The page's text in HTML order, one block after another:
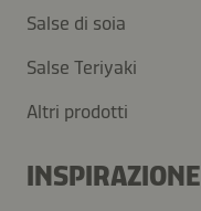
Salse di soia
Salse Teriyaki
Altri prodotti
INSPIRAZIONE